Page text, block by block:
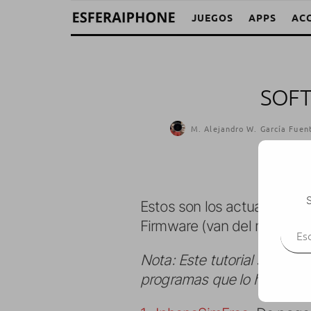
JUEGOS APPS
M. Alejandro W. García
Estos son los actuales
Firmware (van del más
Nota: Este tutorial solo
programas que lo hacen